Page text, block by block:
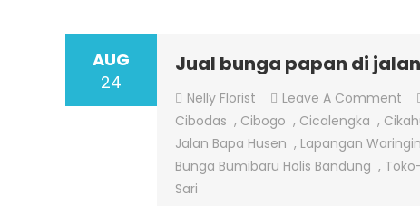
AUG
24
Jual bunga papan di
Nelly Florist Leave A CommentOn
Cibodas , Cibogo , Cicalengka ,
Jalan Bapa Husen , Lapangan Waringin
Bunga Bumibaru Holis Bandung ,
Sari